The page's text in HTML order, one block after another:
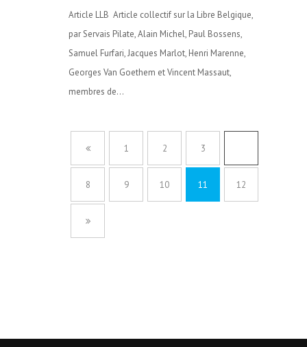
Article LLB Article collectif sur la Libre Belgique,
par Servais Pilate, Alain Michel, Paul Bossens,
Samuel Furfari, Jacques Marlot, Henri Marenne,
Georges Van Goethem et Vincent Massaut,
membres de...
1 2 3
8 9 10 11 12